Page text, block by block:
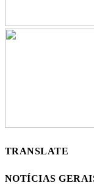
TRANSLATE
NOTÍCIAS